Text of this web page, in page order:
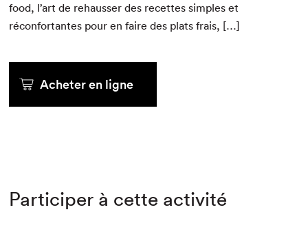
food, l’art de rehauss­er des recettes sim­ples et
récon­for­t­antes pour en faire des plats frais, […]
Acheter en ligne
Participer à cette activité